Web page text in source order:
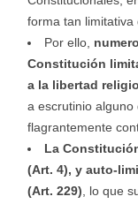
forma tan limitativa
Por ello,
Constitución
a la libertad
a escrutinio
flagrantemente
La
(Art. 4), y auto-
(Art. 229) , lo que